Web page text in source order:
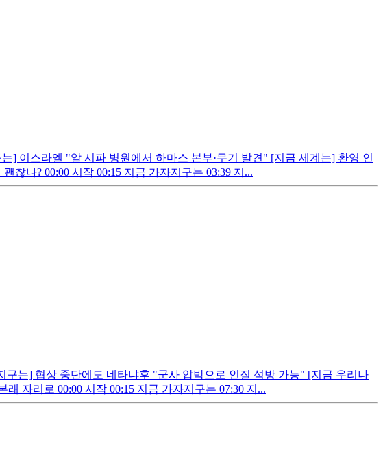
] 이스라엘 "알 시파 병원에서 하마스 본부·무기 발견" [지금 세계는] 환영 인
나? 00:00 시작 00:15 지금 가자지구는 03:39 지...
구는] 협상 중단에도 네타냐후 "군사 압박으로 인질 석방 가능" [지금 우리나
자리로 00:00 시작 00:15 지금 가자지구는 07:30 지...